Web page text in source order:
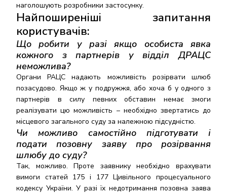
наголошують розробники застосунку.
Найпоширеніші запитання
користувачів:
Що робити у разі якщо особиста явка
кожного з партнерів у відділ ДРАЦС
неможлива?
Органи РАЦС надають можливість розірвати шлюб
позасудово. Якщо ж у подружжя, або хоча б у одного з
партнерів в силу певних обставин немає змоги
реалізувати цю можливість – необхідно звертатись до
місцевого загального суду за належною підсудністю.
Чи можливо самостійно підготувати і
подати позовну заяву про розірвання
шлюбу до суду?
Так, можливо. Проте заявнику необхідно врахувати
вимоги статей 175 і 177 Цивільного процесуального
кодексу України. У разі їх недотримання позовна заява